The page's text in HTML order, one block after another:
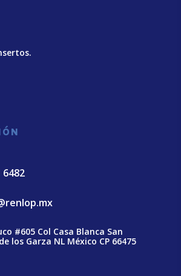
6482
#605 Col Casa Blanca San
los Garza NL México CP 66475